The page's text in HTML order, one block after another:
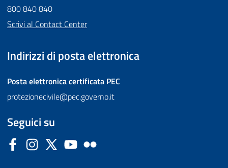
800 840 840
Scrivi al Contact Center
Indirizzi di posta elettronica
Posta elettronica certificata PEC
protezionecivile@pec.governo.it
Seguici su
FacebookInstagram
Twitter YouTube